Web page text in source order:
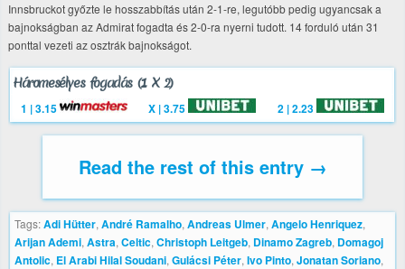
Innsbruckot győzte le hosszabbítás után 2-1-re, legutóbb pedig ugyancsak a
bajnokságban az Admirat fogadta és 2-0-ra nyerni tudott. 14 forduló után 31
ponttal vezeti az osztrák bajnokságot.
Háromesélyes fogadás (1 X 2)
1 | 3.15 X | 3.75 2 | 2.23
Read the rest of this entry →
Tags:Adi Hütter, André Ramalho, Andreas Ulmer, Angelo Henriquez,
Arijan Ademi, Astra, Celtic, Christoph Leitgeb, Dinamo Zagreb, Domagoj
Antolic, El Arabi Hilal Soudani, Gulácsi Péter, Ivo Pinto, Jonatan Soriano,